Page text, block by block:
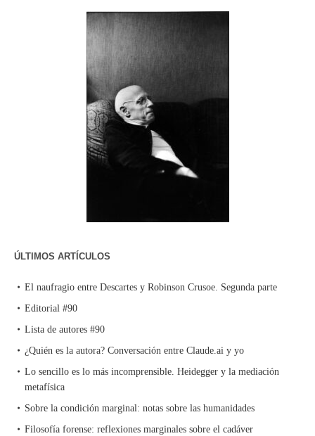
ÚLTIMOS ARTÍCULOS
El naufragio entre Descartes y Robinson Crusoe. Segunda parte
Editorial #90
Lista de autores #90
¿Quién es la autora? Conversación entre Claude.ai y yo
Lo sencillo es lo más incomprensible. Heidegger y la mediación
metafísica
Sobre la condición marginal: notas sobre las humanidades
Filosofía forense: reflexiones marginales sobre el cadáver